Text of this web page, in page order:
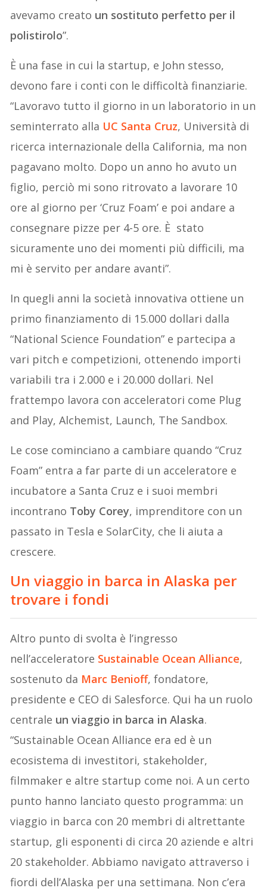
avevamo creato un sostituto perfetto per il
polistirolo”.
È una fase in cui la startup, e John stesso,
devono fare i conti con le difficoltà finanziarie.
“Lavoravo tutto il giorno in un laboratorio in un
seminterrato alla UC Santa Cruz, Università di
ricerca internazionale della California, ma non
pagavano molto. Dopo un anno ho avuto un
figlio, perciò mi sono ritrovato a lavorare 10
ore al giorno per ‘Cruz Foam’ e poi andare a
consegnare pizze per 4-5 ore. È stato
sicuramente uno dei momenti più difficili, ma
mi è servito per andare avanti”.
In quegli anni la società innovativa ottiene un
primo finanziamento di 15.000 dollari dalla
“National Science Foundation” e partecipa a
vari pitch e competizioni, ottenendo importi
variabili tra i 2.000 e i 20.000 dollari. Nel
frattempo lavora con acceleratori come Plug
and Play, Alchemist, Launch, The Sandbox.
Le cose cominciano a cambiare quando “Cruz
Foam” entra a far parte di un acceleratore e
incubatore a Santa Cruz e i suoi membri
incontrano Toby Corey, imprenditore con un
passato in Tesla e SolarCity, che li aiuta a
crescere.
Un viaggio in barca in Alaska per
trovare i fondi
Altro punto di svolta è l’ingresso
nell’acceleratore Sustainable Ocean Alliance,
sostenuto da Marc Benioff, fondatore,
presidente e CEO di Salesforce. Qui ha un ruolo
centrale un viaggio in barca in Alaska.
“Sustainable Ocean Alliance era ed è un
ecosistema di investitori, stakeholder,
filmmaker e altre startup come noi. A un certo
punto hanno lanciato questo programma: un
viaggio in barca con 20 membri di altrettante
startup, gli esponenti di circa 20 aziende e altri
20 stakeholder. Abbiamo navigato attraverso i
fiordi dell’Alaska per una settimana. Non c’era